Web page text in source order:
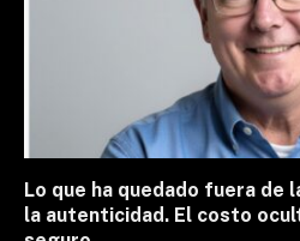
Lo que ha quedado fuera de
la autenticidad. El costo